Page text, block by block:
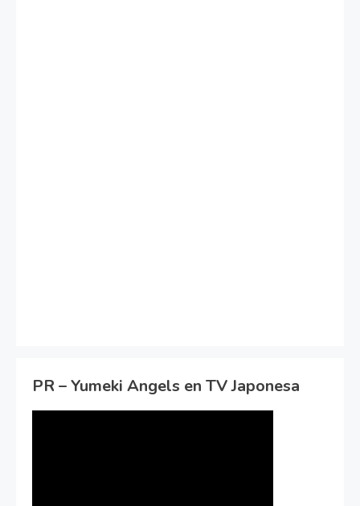
PR – Yumeki Angels en TV Japonesa